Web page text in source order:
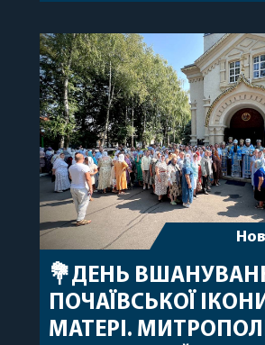
побажавши йому міцного здоров’я,
допомоги, миру, духовної радості
благословенних успіхів у
архіпастирському служінні. […]
💐ДЕНЬ
ПОЧАЇВСЬКОЇ
МАТЕРІ.